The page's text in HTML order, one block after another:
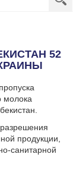
52
молока
продукции,
санитарной